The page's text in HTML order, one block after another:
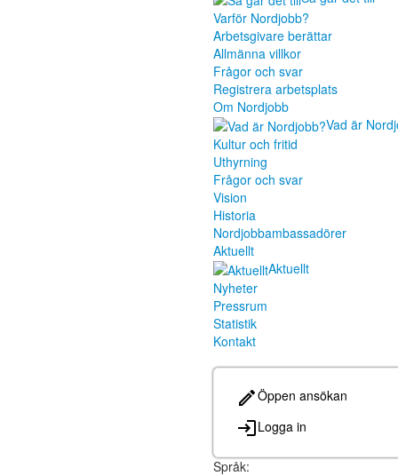
Varför Nordjobb?
Arbetsgivare berättar
Allmänna villkor
Frågor och svar
Registrera arbetsplats
Om Nordjobb
Vad är
Kultur och fritid
Uthyrning
Frågor och svar
Vision
Historia
Nordjobbambassadörer
Aktuellt
Aktuellt
Nyheter
Pressrum
Statistik
Kontakt
Öppen ansökan
Logga in
Språk: